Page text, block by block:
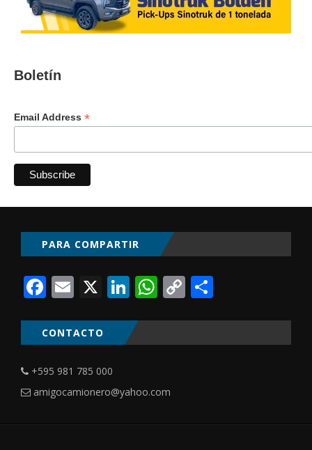
Boletín
Email Address *
PARA COMPARTIR
Facebook
Email
X LinkedIn
WhatsApp
Copy
CONTACTO
+595 981 785 000
amigocamionero@yahoo.com